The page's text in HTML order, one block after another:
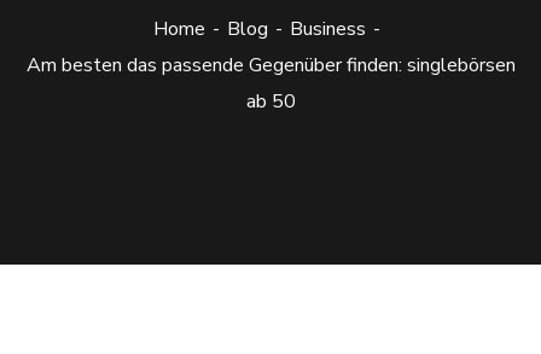
Home Blog
Business
Am besten das passende Gegenüber finden: singlebörsen
ab 50